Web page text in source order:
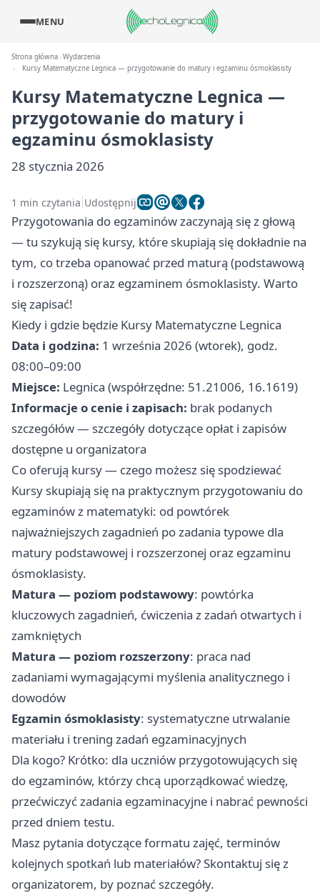
MENU
Strona główna Wydarzenia
Kursy Matematyczne Legnica — przygotowanie do matury i egzaminu ósmoklasisty
Kursy Matematyczne Legnica —
przygotowanie do matury i
egzaminu ósmoklasisty
28 stycznia 2026
1 min czytania Udostępnij
Przygotowania do egzaminów zaczynają się z głową
— tu szykują się kursy, które skupiają się dokładnie na
tym, co trzeba opanować przed maturą (podstawową
i rozszerzoną) oraz egzaminem ósmoklasisty. Warto
się zapisać!
Kiedy i gdzie będzie Kursy Matematyczne Legnica
Data i godzina: 1 września 2026 (wtorek), godz.
08:00–09:00
Miejsce: Legnica (współrzędne: 51.21006, 16.1619)
Informacje o cenie i zapisach: brak podanych
szczegółów — szczegóły dotyczące opłat i zapisów
dostępne u organizatora
Co oferują kursy — czego możesz się spodziewać
Kursy skupiają się na praktycznym przygotowaniu do
egzaminów z matematyki: od powtórek
najważniejszych zagadnień po zadania typowe dla
matury podstawowej i rozszerzonej oraz egzaminu
ósmoklasisty.
Matura — poziom podstawowy: powtórka
kluczowych zagadnień, ćwiczenia z zadań otwartych i
zamkniętych
Matura — poziom rozszerzony: praca nad
zadaniami wymagającymi myślenia analitycznego i
dowodów
Egzamin ósmoklasisty: systematyczne utrwalanie
materiału i trening zadań egzaminacyjnych
Dla kogo? Krótko: dla uczniów przygotowujących się
do egzaminów, którzy chcą uporządkować wiedzę,
przećwiczyć zadania egzaminacyjne i nabrać pewności
przed dniem testu.
Masz pytania dotyczące formatu zajęć, terminów
kolejnych spotkań lub materiałów? Skontaktuj się z
organizatorem, by poznać szczegóły.